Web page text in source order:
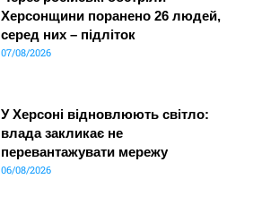
Херсонщини поранено 26 людей,
серед них – підліток
07/08/2026
У Херсоні відновлюють світло:
влада закликає не
перевантажувати мережу
06/08/2026